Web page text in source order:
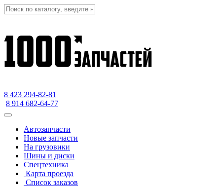
8 423 294-82-81
8 914 682-64-77
Автозапчасти
Новые запчасти
На грузовики
Шины и диски
Спецтехника
Карта проезда
Список заказов